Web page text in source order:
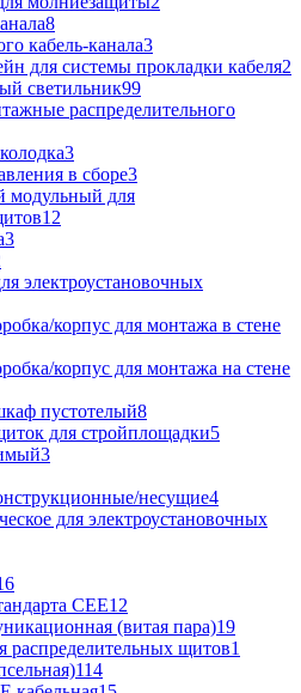
8
кабель-канала3
для системы прокладки кабеля2
светильник99
распределительного
3
в сборе3
модульный для
12
3
электроустановочных
корпус для монтажа в стене
корпус для монтажа на стене
пустотелый8
для стройплощадки5
3
несущие4
для электроустановочных
CEE12
(витая пара)19
распределительных щитов1
114